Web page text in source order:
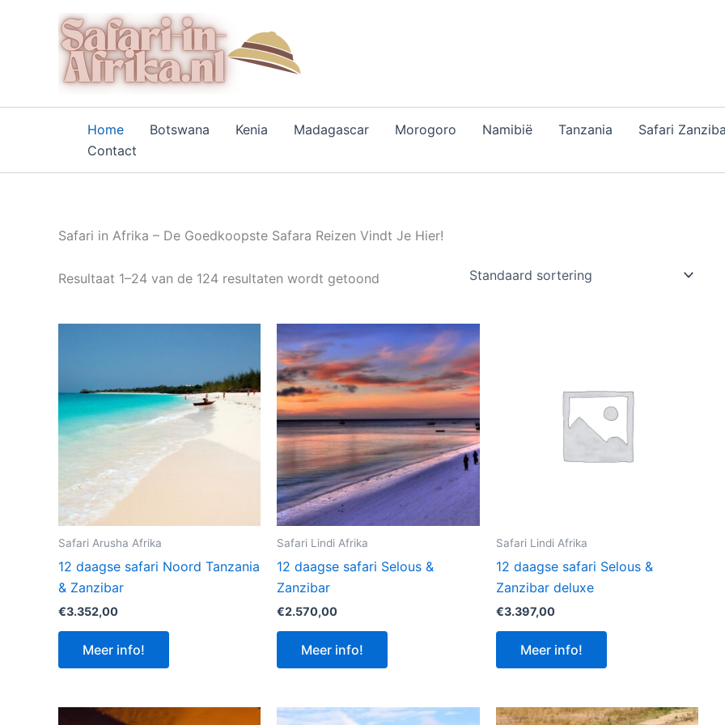
Home Botswana Kenia Madagascar Morogoro Namibië Tanzania Safari
Contact
Safari in Afrika – De Goedkoopste Safara Reizen Vindt Je Hier!
Resultaat 1–24 van de 124 resultaten wordt getoond
Safari Arusha Afrika
12 daagse safari Noord Tanzania
& Zanzibar
€3.352,00
Meer info!
Safari Lindi Afrika
12 daagse safari Selous &
Zanzibar
€2.570,00
Meer info!
Safari Lindi Afrika
12 daagse safari Selous &
Zanzibar deluxe
€3.397,00
Meer info!